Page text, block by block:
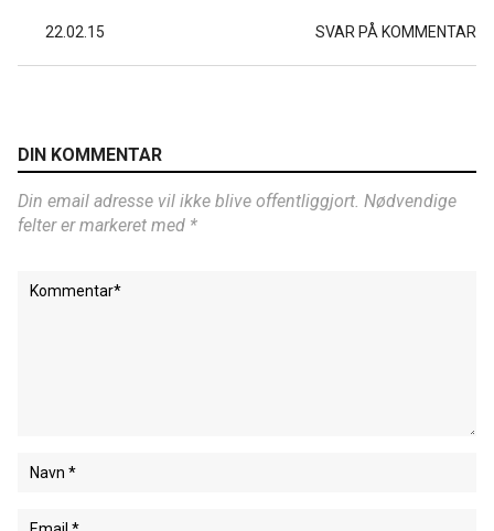
22.02.15 SVAR PÅ KOMMENTAR
DIN KOMMENTAR
Din email adresse vil ikke blive offentliggjort. Nødvendige
felter er markeret med *